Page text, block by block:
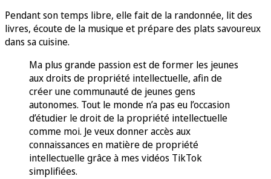
Pendant son temps libre, elle fait de la randonnée, lit des
livres, écoute de la musique et prépare des plats savoureux
dans sa cuisine.
Ma plus grande passion est de former les jeunes
aux droits de propriété intellectuelle, afin de
créer une communauté de jeunes gens
autonomes. Tout le monde n’a pas eu l’occasion
d’étudier le droit de la propriété intellectuelle
comme moi. Je veux donner accès aux
connaissances en matière de propriété
intellectuelle grâce à mes vidéos TikTok
simplifiées.